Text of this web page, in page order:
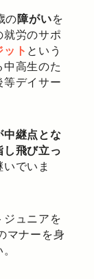
の障がいを
労のサポ
ット という
高生のた
デイサー
中継点とな
飛び立っ
でいま
ュニアを
マナーを身